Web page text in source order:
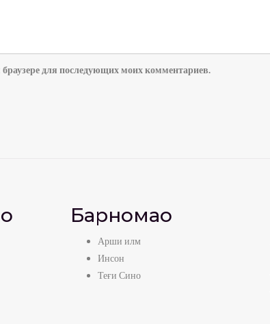
для последующих моих комментариев.
Барномаҳо
Арши илм
Инсон
Теғи Сино